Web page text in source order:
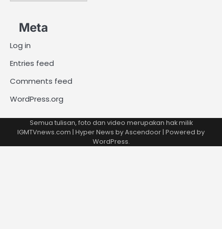
Meta
Log in
Entries feed
Comments feed
WordPress.org
Semua tulisan, foto dan video merupakan hak milik
IGMTVnews.com | Hyper News byAscendoor | Powered by
WordPress.